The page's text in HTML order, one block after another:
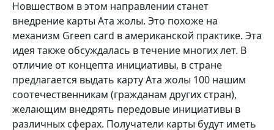
Новшеством в этом направлении станет
внедрение карты Ата жолы. Это похоже на
механизм Green card в американской практике. Эта
идея также обсуждалась в течение многих лет. В
отличие от концепта инициативы, в стране
предлагается выдать карту Ата жолы 100 нашим
соотечественникам (гражданам других стран),
желающим внедрять передовые инициативы в
различных сферах. Получатели карты будут иметь